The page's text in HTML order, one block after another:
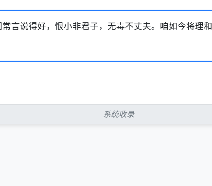
言说得好，恨小非君子，无毒不丈夫。咱如今将理
系统收录